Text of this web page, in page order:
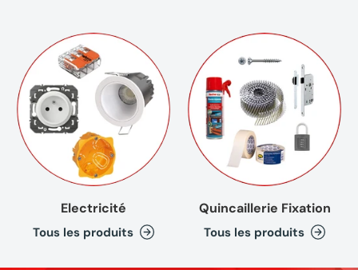
Electricité
Tous les produits
Quincaillerie Fixation
Tous les produits